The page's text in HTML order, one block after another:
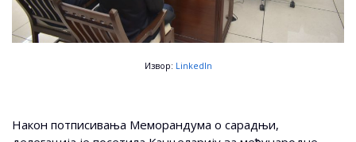
Извор: LinkedIn
Након потписивања Меморандума о сарадњи,